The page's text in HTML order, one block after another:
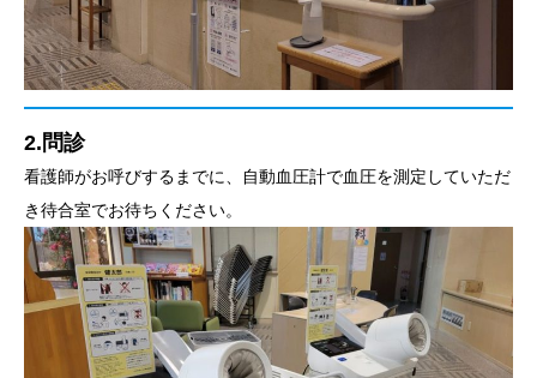
2.問診
看護師がお呼びするまでに、自動血圧計で血圧を測定していただ
き待合室でお待ちください。